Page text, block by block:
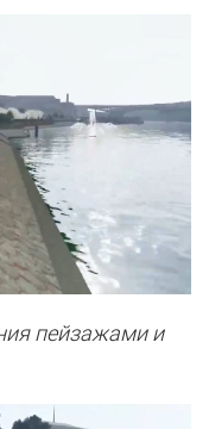
пейзажами и